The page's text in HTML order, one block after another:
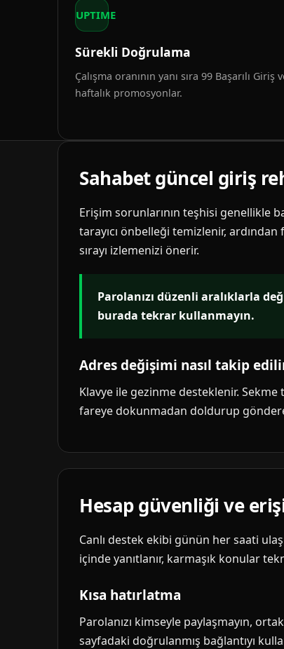
UPTIME
Sürekli Doğrulama
Çalışma oranının yanı sıra 99 Başarılı Giriş
haftalık promosyonlar.
Sahabet güncel giriş
Erişim sorunlarının teşhisi genellikle
tarayıcı önbelleği temizlenir,
sırayı izlemenizi önerir.
Parolanızı düzenli aralıklarla
burada tekrar kullanmayın.
Adres değişimi nasıl takip
Klavye ile gezinme desteklenir.
fareye dokunmadan doldurup
Hesap güvenliği ve
Canlı destek ekibi günün her saati
içinde yanıtlanır, karmaşık konular
Kısa hatırlatma
Parolanızı kimseyle paylaşmayın,
sayfadaki doğrulanmış bağlantıyı